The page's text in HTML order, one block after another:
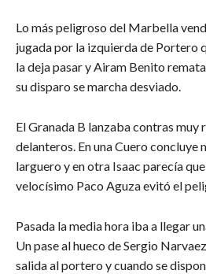
Lo más peligroso del Marbella
jugada por la izquierda de Portero
la deja pasar y Airam Benito
su disparo se marcha desviado.
El Granada B lanzaba contras muy
delanteros. En una Cuero concluye
larguero y en otra Isaac parecía
velocísimo Paco Aguza evitó el
Pasada la media hora iba a llegar
Un pase al hueco de Sergio
salida al portero y cuando se